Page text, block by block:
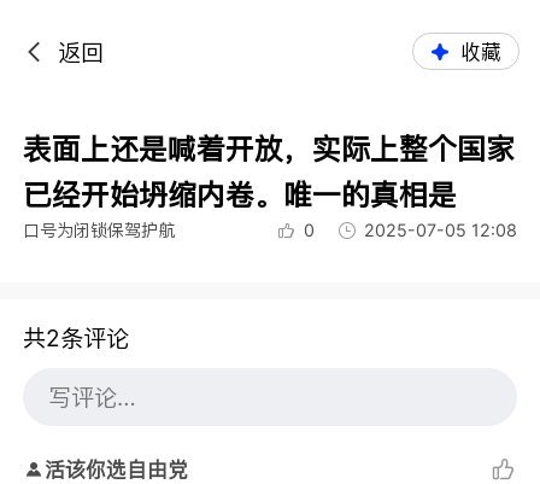
返回 收藏
表面上还是喊着开放，实际上整个国家
已经开始坍缩内卷。唯一的真相是
口号为闭锁保驾护航 0 2025-07-05 12:08
共2条评论
活该你选自由党